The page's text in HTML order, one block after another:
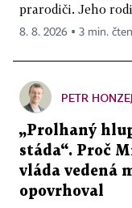
prarodiči. Jeho
8. 8. 2026 ▪ 3 min.
PETR
„Prolhaný
stáda“. Proč
vláda vedená
opovrhoval